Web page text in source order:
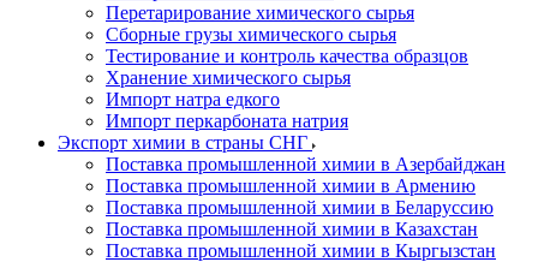
Перетарирование химического сырья
Сборные грузы химического сырья
Тестирование и контроль качества образцов
Хранение химического сырья
Импорт натра едкого
Импорт перкарбоната натрия
Экспорт химии в страны СНГ
Поставка промышленной химии в Азербайджан
Поставка промышленной химии в Армению
Поставка промышленной химии в Беларуссию
Поставка промышленной химии в Казахстан
Поставка промышленной химии в Кыргызстан